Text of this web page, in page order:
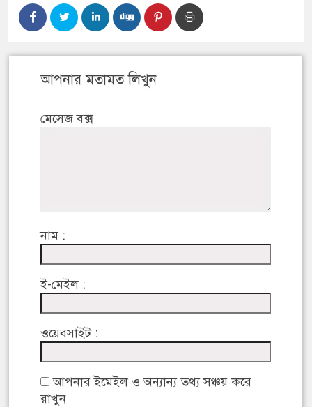
আপনার মতামত লিখুন
মেসেজ বক্স
নাম :
ই-মেইল :
ওয়েবসাইট :
আপনার ইমেইল ও অন্যান্য তথ্য সঞ্চয় করে
রাখুন